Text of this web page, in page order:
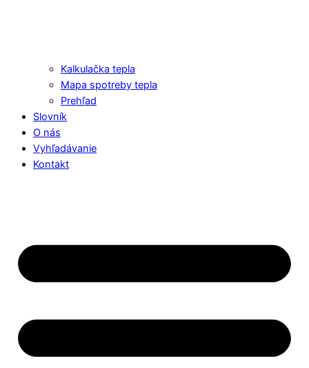
Kalkulačka tepla
Mapa spotreby tepla
Prehľad
Slovník
O nás
Vyhľadávanie
Kontakt